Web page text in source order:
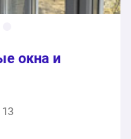
₽
окна и